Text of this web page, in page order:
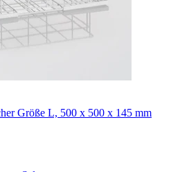
Größe L, 500 x 500 x 145 mm